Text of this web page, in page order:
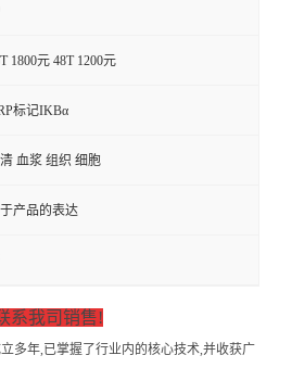
1800元 48T 1200元
标记IKBα
血浆 组织 细胞
产品的表达
系我司销售!
多年,已掌握了行业内的核心技术,并收获广